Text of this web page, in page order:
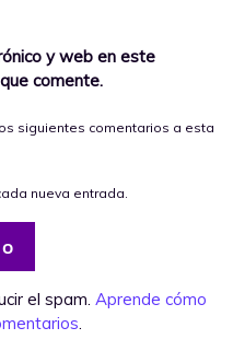
y web en este
comente.
siguientes comentarios a esta
nueva entrada.
el spam. Aprende cómo
.